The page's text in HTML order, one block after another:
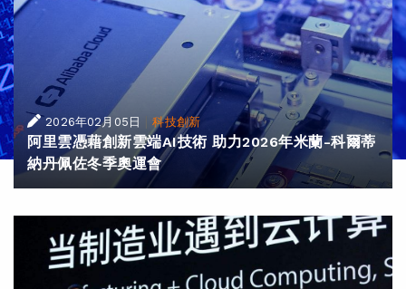
2026年02月05日 |科技創新
阿里雲憑藉創新雲端AI技術 助力2026年米蘭-科爾蒂
納丹佩佐冬季奧運會